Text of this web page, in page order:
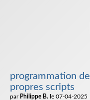
programmation
propres scripts
par Philippe B. le 07-04-2025